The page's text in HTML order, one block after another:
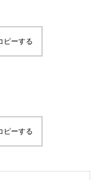
ピーする
ピーする